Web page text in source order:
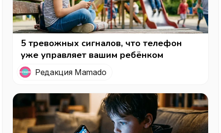
5 тревожных сигналов, что телефон
уже управляет вашим ребёнком
Редакция Mamado